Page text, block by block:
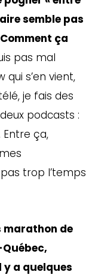
semble pas
ça
pas mal
s’en vient,
je fais des
podcasts :
Entre ça,
trop l’temps
marathon de
y a quelques